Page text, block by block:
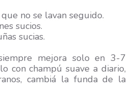
no se lavan seguido.
sucios.
sucias.
mejora solo en 3-7
con champú suave a diario,
cambiá la funda de la